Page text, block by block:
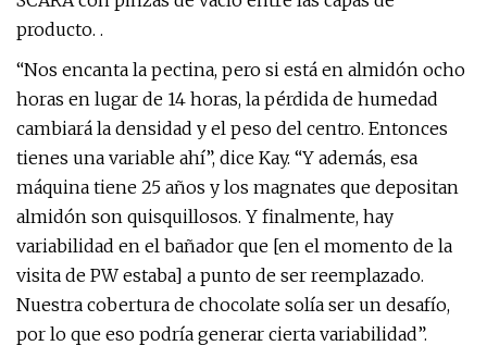
producto. .
“Nos encanta la pectina, pero si está en almidón ocho
horas en lugar de 14 horas, la pérdida de humedad
cambiará la densidad y el peso del centro. Entonces
tienes una variable ahí”, dice Kay. “Y además, esa
máquina tiene 25 años y los magnates que depositan
almidón son quisquillosos. Y finalmente, hay
variabilidad en el bañador que [en el momento de la
visita de PW estaba] a punto de ser reemplazado.
Nuestra cobertura de chocolate solía ser un desafío,
por lo que eso podría generar cierta variabilidad”.